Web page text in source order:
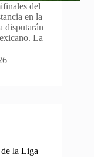
del
en la
disputarán
La
la Liga